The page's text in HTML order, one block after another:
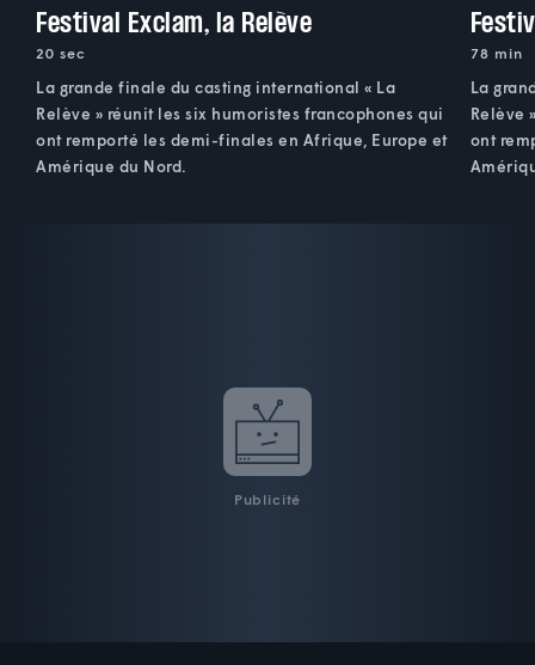
Festival Exclam, la Relève
20 sec
La grande finale du casting international « La
Relève » réunit les six humoristes francophones qui
ont remporté les demi-finales en Afrique, Europe et
Amérique du Nord.
78 min
La
Relève
ont
Publicité